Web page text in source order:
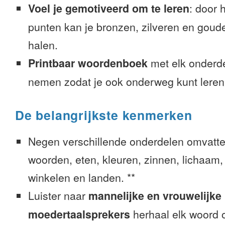
Voel je gemotiveerd om te leren: door
punten kan je bronzen, zilveren en
halen.
Printbaar woordenboek met elk
nemen zodat je ook onderweg kunt
De belangrijkste kenmerken
Negen verschillende onderdelen
woorden, eten, kleuren, zinnen,
winkelen en landen. **
Luister naar mannelijke en vrouwelijke
moedertaalsprekers herhaal elk woord